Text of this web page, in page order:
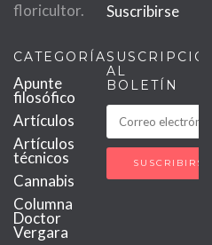
floricultor.
Suscribirse
CATEGORÍAS
Apunte
filosófico
Artículos
Artículos
técnicos
Cannabis
Columna
Doctor
Vergara
SUSCRIPCIÓN
AL
BOLETÍN